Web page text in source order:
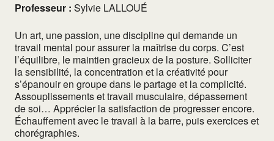
Professeur : Sylvie LALLOUÉ
Un art, une passion, une discipline qui demande un
travail mental pour assurer la maîtrise du corps. C’est
l’équilibre, le maintien gracieux de la posture. Solliciter
la sensibilité, la concentration et la créativité pour
s’épanouir en groupe dans le partage et la complicité.
Assouplissements et travail musculaire, dépassement
de soi… Apprécier la satisfaction de progresser encore.
Échauffement avec le travail à la barre, puis exercices et
chorégraphies.